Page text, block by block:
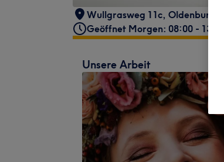
Wullgrasweg 11c, Oldenburg
Geöffnet Morgen: 08:00 - 13:00
Unsere Arbeit